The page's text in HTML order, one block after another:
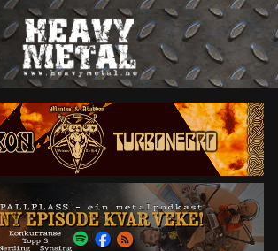
Nyheter
Omtaler
Intervjuer
Om oss
Abonner